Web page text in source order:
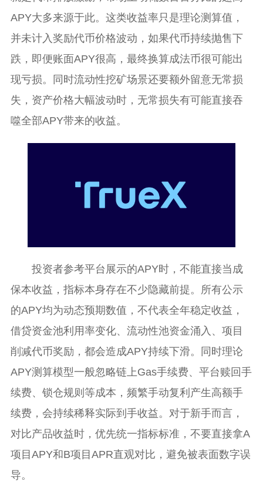
APY大多来源于此。这类收益率只是理论测算值，
并未计入奖励代币价格波动，如果代币持续抛售下
跌，即便账面APY很高，最终换算成法币很可能出
现亏损。同时流动性挖矿场景还要额外留意无常损
失，资产价格大幅波动时，无常损失有可能直接吞
噬全部APY带来的收益。
投资者参考平台展示的APY时，不能直接当成
保本收益，指标本身存在不少隐藏前提。所有公示
的APY均为动态预期数值，不代表全年稳定收益，
借贷资金池利用率变化、流动性池资金涌入、项目
削减代币奖励，都会造成APY持续下滑。同时理论
APY测算模型一般忽略链上Gas手续费、平台赎回手
续费、锁仓规则等成本，频繁手动复利产生高额手
续费，会持续稀释实际到手收益。对于新手而言，
对比产品收益时，优先统一指标标准，不要直接拿A
项目APY和B项目APR直观对比，避免被表面数字误
导。